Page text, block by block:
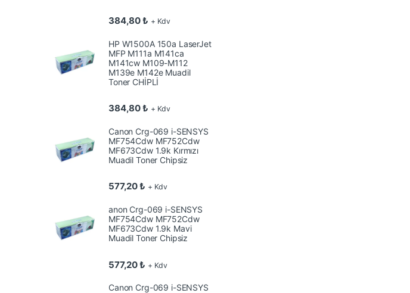
384,80₺ + Kdv
HP W1500A 150a LaserJet
MFP M111a M141ca
M141cw M109-M112
M139e M142e Muadil
Toner CHİPLİ
384,80₺ + Kdv
Canon Crg-069 i-SENSYS
MF754Cdw MF752Cdw
MF673Cdw 1.9k Kırmızı
Muadil Toner Chipsiz
577,20₺ + Kdv
anon Crg-069 i-SENSYS
MF754Cdw MF752Cdw
MF673Cdw 1.9k Mavi
Muadil Toner Chipsiz
577,20₺ + Kdv
Canon Crg-069 i-SENSYS